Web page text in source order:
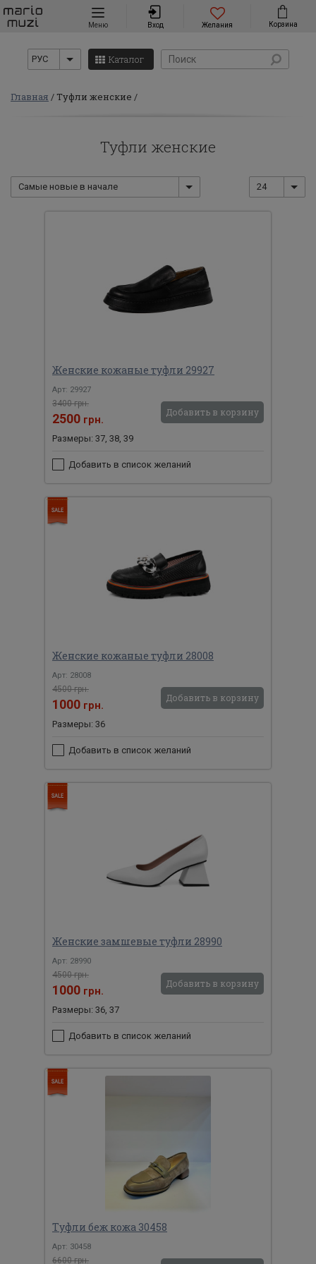
Навигация
Меню Вход Желания Корзина
РУС Каталог
Главная Туфли женские
Туфли женские
Самые новые в начале 24
Женские кожаные туфли 29927
Арт: 29927
3400 грн.
2500 грн.
Добавить в корзину
Размеры: 37, 38, 39
Добавить в список желаний
Женские кожаные туфли 28008
Арт: 28008
4500 грн.
1000 грн.
Добавить в корзину
Размеры: 36
Добавить в список желаний
Женские замшевые туфли 28990
Арт: 28990
4500 грн.
1000 грн.
Добавить в корзину
Размеры: 36, 37
Добавить в список желаний
Туфли беж кожа 30458
Арт: 30458
6600 грн.